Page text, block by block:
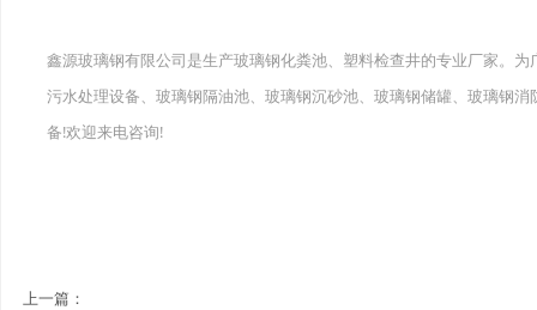
鑫源玻璃钢有限公司是生产玻璃钢化粪池、塑料检查井的专业厂家。
污水处理设备、玻璃钢隔油池、玻璃钢沉砂池、玻璃钢储罐、玻璃钢
备!欢迎来电咨询!
上一篇：